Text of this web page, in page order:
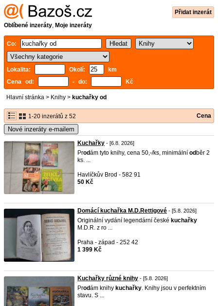
Přidat inzerát
Oblíbené inzeráty, Moje inzeráty
Co:
Lokalita: Okolí:
km
Cena od:
- do: Kč
Hlavní stránka > Knihy > kuchařky od
1-20 inzerátů z 52 Cena
Nové inzeráty e-mailem
Kuchařky - [6.8. 2026]
Prodám tyto knihy, cena 50,-/ks, minimální od běr 2
ks. ...
Havlíčkův Brod - 582 91
50 Kč
Domácí kuchařka M.D.Rettigové - [5.8. 2026]
Originální vydání legendární české kuchařky
M.D.R. z ro ...
Praha - západ - 252 42
1 399 Kč
Kuchařky různé knihy - [5.8. 2026]
Prodám knihy kuchařky. Knihy jsou v perfektním
stavu. S ...